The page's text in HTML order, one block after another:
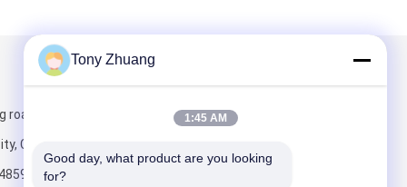
road, Yishui
China
Tony Zhuang
1:45 AM
Good day, what product are you looking
for?